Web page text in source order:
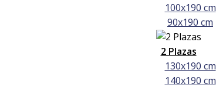
100x190 cm
90x190 cm
2 Plazas
130x190 cm
140x190 cm